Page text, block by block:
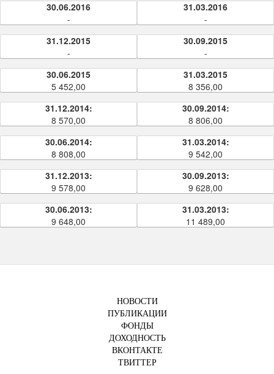
30.06.2016
-
31.03.2016
-
31.12.2015
-
30.09.2015
-
30.06.2015
5 452,00
31.03.2015
8 356,00
31.12.2014:
8 570,00
30.09.2014:
8 806,00
30.06.2014:
8 808,00
31.03.2014:
9 542,00
31.12.2013:
9 578,00
30.09.2013:
9 628,00
30.06.2013:
9 648,00
31.03.2013:
11 489,00
НОВОСТИ
ПУБЛИКАЦИИ
ФОНДЫ
ДОХОДНОСТЬ
ВКОНТАКТЕ
ТВИТТЕР